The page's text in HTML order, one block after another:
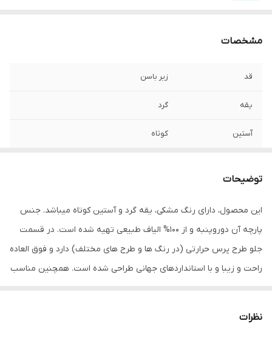
مشخصات
قد زیر باسن
یقه گرد
آستین کوتاه
توضیحات
این محصول، دارای رنگ مشکی، یقه گرد و آستین کوتاه میباشد. جنس
پارچه آن دوروپنبه و از 100% الیاف طبیعی تهیه شده است. در قسمت
جلو طرح پرس حرارتی (در رنگ ها و طرح های مختلف) دارد و فوق العاده
راحت و زیبا و با استانداردهای جهانی طراحی شده است. همچنین مناسب
نظرات